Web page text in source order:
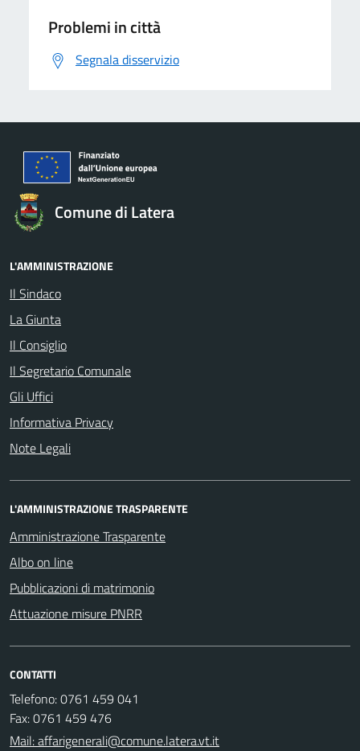
Problemi in città
Segnala disservizio
Comune di Latera
L'AMMINISTRAZIONE
Il Sindaco
La Giunta
Il Consiglio
Il Segretario Comunale
Gli Uffici
Informativa Privacy
Note Legali
L'AMMINISTRAZIONE TRASPARENTE
Amministrazione Trasparente
Albo on line
Pubblicazioni di matrimonio
Attuazione misure PNRR
CONTATTI
Telefono: 0761 459 041
Fax: 0761 459 476
Mail: affarigenerali@comune.latera.vt.it